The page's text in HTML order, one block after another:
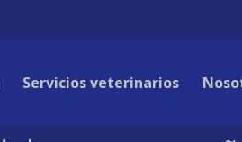
Servicios veterinarios